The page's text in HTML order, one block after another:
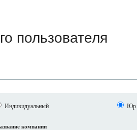
пользователя
Индивидуальный Юр
компании